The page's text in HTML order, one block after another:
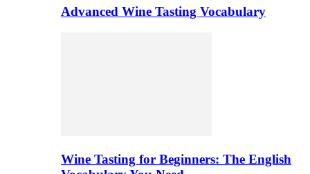
Advanced Wine Tasting Vocabulary
Wine Tasting for Beginners: The English